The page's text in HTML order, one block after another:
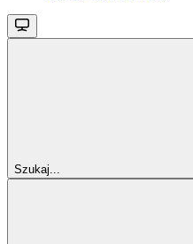
Szukaj...